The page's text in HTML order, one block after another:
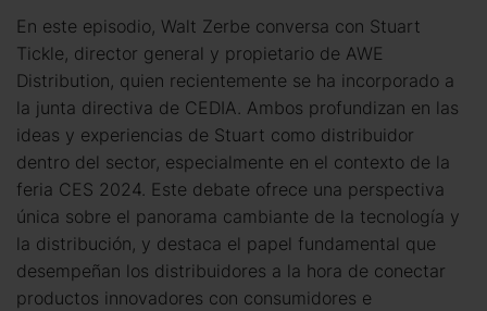
En este episodio, Walt Zerbe conversa con Stuart
Tickle, director general y propietario de AWE
Distribution, quien recientemente se ha incorporado a
la junta directiva de CEDIA. Ambos profundizan en las
ideas y experiencias de Stuart como distribuidor
dentro del sector, especialmente en el contexto de la
feria CES 2024. Este debate ofrece una perspectiva
única sobre el panorama cambiante de la tecnología y
la distribución, y destaca el papel fundamental que
desempeñan los distribuidores a la hora de conectar
productos innovadores con consumidores e